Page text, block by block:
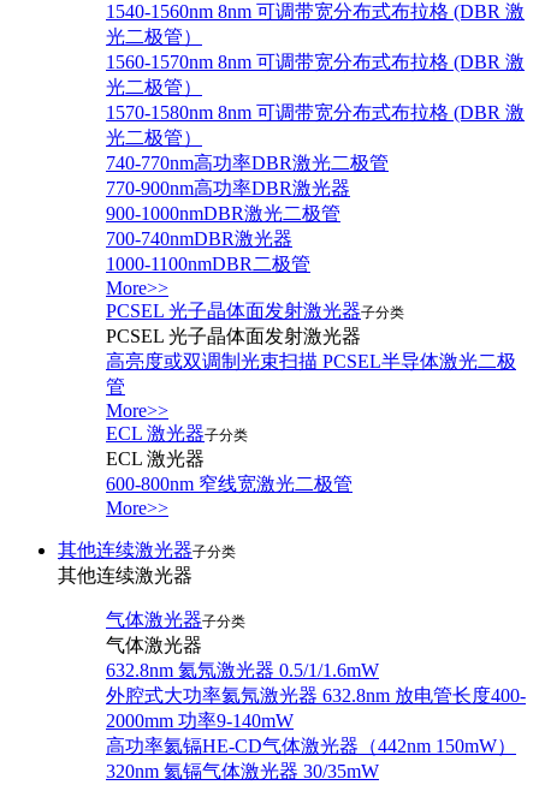
1540-1560nm 8nm 可调带宽分布式布拉格 (DBR 激
光二极管）
1560-1570nm 8nm 可调带宽分布式布拉格 (DBR 激
光二极管）
1570-1580nm 8nm 可调带宽分布式布拉格 (DBR 激
光二极管）
740-770nm高功率DBR激光二极管
770-900nm高功率DBR激光器
900-1000nmDBR激光二极管
700-740nmDBR激光器
1000-1100nmDBR二极管
More>>
PCSEL 光子晶体面发射激光器子分类
PCSEL 光子晶体面发射激光器
高亮度或双调制光束扫描 PCSEL半导体激光二极
管
More>>
ECL 激光器子分类
ECL 激光器
600-800nm 窄线宽激光二极管
More>>
其他连续激光器子分类
其他连续激光器
气体激光器子分类
气体激光器
632.8nm 氦氖激光器 0.5/1/1.6mW
外腔式大功率氦氖激光器 632.8nm 放电管长度400-
2000mm 功率9-140mW
高功率氦镉HE-CD气体激光器（442nm 150mW）
320nm 氦镉气体激光器 30/35mW